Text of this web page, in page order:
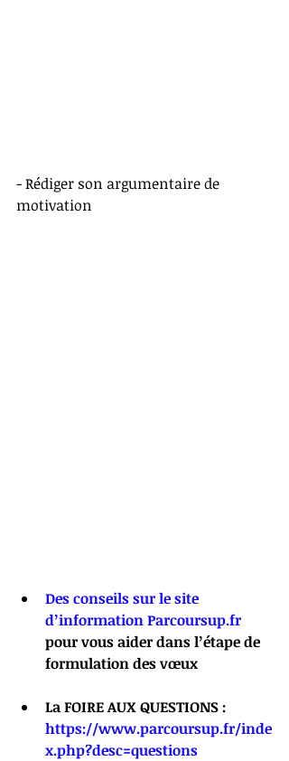
- Rédiger son argumentaire de
motivation
Des conseils sur le site
d’information Parcoursup.fr
pour vous aider dans l’étape de
formulation des vœux
La FOIRE AUX QUESTIONS :
https://www.parcoursup.fr/inde
x.php?desc=questions